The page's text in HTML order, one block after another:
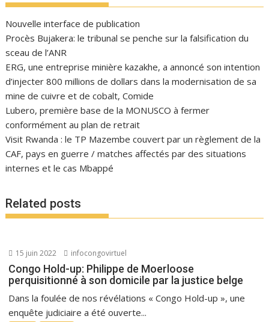
Nouvelle interface de publication
Procès Bujakera: le tribunal se penche sur la falsification du
sceau de l’ANR
ERG, une entreprise minière kazakhe, a annoncé son intention
d’injecter 800 millions de dollars dans la modernisation de sa
mine de cuivre et de cobalt, Comide
Lubero, première base de la MONUSCO à fermer
conformément au plan de retrait
Visit Rwanda : le TP Mazembe couvert par un règlement de la
CAF, pays en guerre / matches affectés par des situations
internes et le cas Mbappé
Related posts
15 juin 2022 infocongovirtuel
Congo Hold-up: Philippe de Moerloose
perquisitionné à son domicile par la justice belge
Dans la foulée de nos révélations « Congo Hold-up », une
enquête judiciaire a été ouverte...